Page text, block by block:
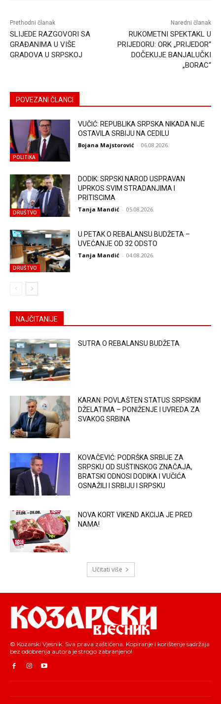
Prethodni članak
SLIJEDE RAZGOVORI SA
GRAĐANIMA U VIŠE
GRADOVA U SRPSKOJ
Naredni članak
RUKOMETNI SPEKTAKL U
PRIJEDORU: ORK „PRIJEDOR“
DOČEKUJE BANJALUČKI
„BORAC“
POVEZANI ČLANCI
POLITIKA
VUČIĆ: REPUBLIKA SRPSKA NIKADA NIJE
OSTAVILA SRBIJU NA CEDILU
Bojana Majstorović - 06.08.2026.
DRUŠTVO
DODIK: SRPSKI NAROD USPRAVAN
UPRKOS SVIM STRADANJIMA I
PRITISCIMA
Tanja Mandić - 05.08.2026.
DRUŠTVO
U PETAK O REBALANSU BUDŽETA –
UVEĆANJE OD 32 ODSTO
Tanja Mandić - 04.08.2026.
NAJČITANIJE
SUTRA O REBALANSU BUDŽETA
KARAN: POVLAŠTEN STATUS SRPSKIM
DŽELATIMA – PONIŽENJE I UVREDA ZA
SVAKOG SRBINA
KOVAČEVIĆ: PODRŠKA SRBIJE ZA
SRPSKU OD SUŠTINSKOG ZNAČAJA,
BRATSKI ODNOSI DODIKA I VUČIĆA
OSNAŽILI I SRBIJU I SRPSKU
NOVA KORT VIKEND AKCIJA JE PRED
NAMA!
Učitati više
© Kozarski Vjesnik. Sva prava zaštićena. Kopiranje i korištenje sadržaja
bez odobrenja autora je strogo zabranjeno!